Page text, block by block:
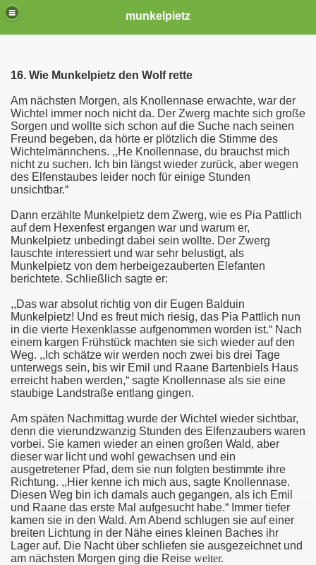
munkelpietz
16. Wie Munkelpietz den Wolf rette
Am nächsten Morgen, als Knollennase erwachte, war der
Wichtel immer noch nicht da. Der Zwerg machte sich große
Sorgen und wollte sich schon auf die Suche nach seinen
Freund begeben, da hörte er plötzlich die Stimme des
Wichtelmännchens. ,,He Knollennase, du brauchst mich
nicht zu suchen. Ich bin längst wieder zurück, aber wegen
des Elfenstaubes leider noch für einige Stunden
unsichtbar.“
Dann erzählte Munkelpietz dem Zwerg, wie es Pia Pattlich
auf dem Hexenfest ergangen war und warum er,
Munkelpietz unbedingt dabei sein wollte. Der Zwerg
lauschte interessiert und war sehr belustigt, als
Munkelpietz von dem herbeigezauberten Elefanten
berichtete. Schließlich sagte er:
,,Das war absolut richtig von dir Eugen Balduin
Munkelpietz! Und es freut mich riesig, das Pia Pattlich nun
in die vierte Hexenklasse aufgenommen worden ist.“ Nach
einem kargen Frühstück machten sie sich wieder auf den
Weg. ,,Ich schätze wir werden noch zwei bis drei Tage
unterwegs sein, bis wir Emil und Raane Bartenbiels Haus
erreicht haben werden,“ sagte Knollennase als sie eine
staubige Landstraße entlang gingen.
Am späten Nachmittag wurde der Wichtel wieder sichtbar,
denn die vierundzwanzig Stunden des Elfenzaubers waren
vorbei. Sie kamen wieder an einen großen Wald, aber
dieser war licht und wohl gewachsen und ein
ausgetretener Pfad, dem sie nun folgten bestimmte ihre
Richtung. ,,Hier kenne ich mich aus, sagte Knollennase.
Diesen Weg bin ich damals auch gegangen, als ich Emil
und Raane das erste Mal aufgesucht habe.“ Immer tiefer
kamen sie in den Wald. Am Abend schlugen sie auf einer
breiten Lichtung in der Nähe eines kleinen Baches ihr
Lager auf. Die Nacht über schliefen sie ausgezeichnet und
am nächsten Morgen ging die Reise weiter.